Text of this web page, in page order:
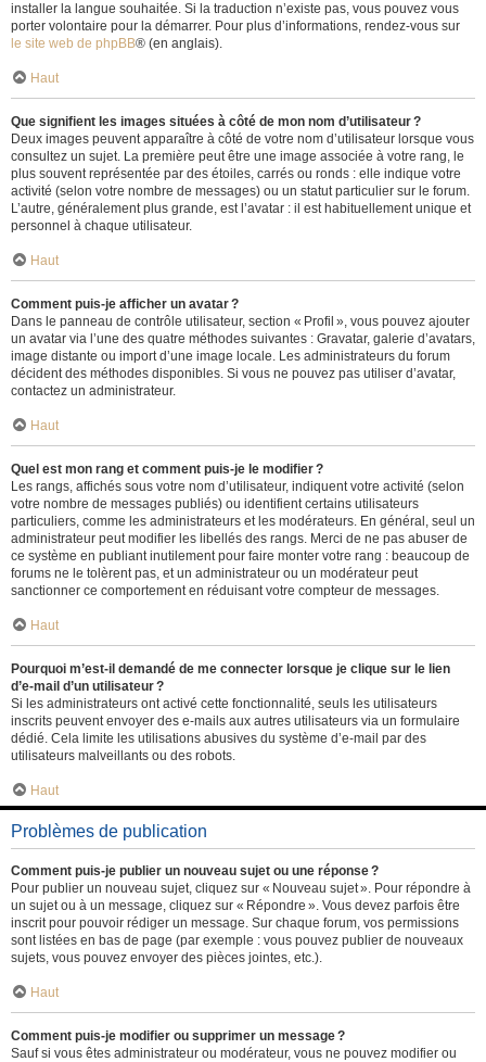
installer la langue souhaitée. Si la traduction n’existe pas, vous pouvez vous
porter volontaire pour la démarrer. Pour plus d’informations, rendez-vous sur
le site web de phpBB® (en anglais).
Haut
Que signifient les images situées à côté de mon nom d’utilisateur ?
Deux images peuvent apparaître à côté de votre nom d’utilisateur lorsque vous
consultez un sujet. La première peut être une image associée à votre rang, le
plus souvent représentée par des étoiles, carrés ou ronds : elle indique votre
activité (selon votre nombre de messages) ou un statut particulier sur le forum.
L’autre, généralement plus grande, est l’avatar : il est habituellement unique et
personnel à chaque utilisateur.
Haut
Comment puis-je afficher un avatar ?
Dans le panneau de contrôle utilisateur, section « Profil », vous pouvez ajouter
un avatar via l’une des quatre méthodes suivantes : Gravatar, galerie d’avatars,
image distante ou import d’une image locale. Les administrateurs du forum
décident des méthodes disponibles. Si vous ne pouvez pas utiliser d’avatar,
contactez un administrateur.
Haut
Quel est mon rang et comment puis-je le modifier ?
Les rangs, affichés sous votre nom d’utilisateur, indiquent votre activité (selon
votre nombre de messages publiés) ou identifient certains utilisateurs
particuliers, comme les administrateurs et les modérateurs. En général, seul un
administrateur peut modifier les libellés des rangs. Merci de ne pas abuser de
ce système en publiant inutilement pour faire monter votre rang : beaucoup de
forums ne le tolèrent pas, et un administrateur ou un modérateur peut
sanctionner ce comportement en réduisant votre compteur de messages.
Haut
Pourquoi m’est-il demandé de me connecter lorsque je clique sur le lien
d’e-mail d’un utilisateur ?
Si les administrateurs ont activé cette fonctionnalité, seuls les utilisateurs
inscrits peuvent envoyer des e-mails aux autres utilisateurs via un formulaire
dédié. Cela limite les utilisations abusives du système d’e-mail par des
utilisateurs malveillants ou des robots.
Haut
Problèmes de publication
Comment puis-je publier un nouveau sujet ou une réponse ?
Pour publier un nouveau sujet, cliquez sur « Nouveau sujet ». Pour répondre à
un sujet ou à un message, cliquez sur « Répondre ». Vous devez parfois être
inscrit pour pouvoir rédiger un message. Sur chaque forum, vos permissions
sont listées en bas de page (par exemple : vous pouvez publier de nouveaux
sujets, vous pouvez envoyer des pièces jointes, etc.).
Haut
Comment puis-je modifier ou supprimer un message ?
Sauf si vous êtes administrateur ou modérateur, vous ne pouvez modifier ou